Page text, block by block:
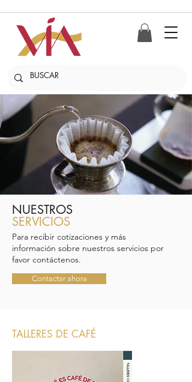
NUESTROS
SERVICIOS
Para recibir cotizaciones y más
información sobre nuestros servicios por
favor contáctenos.
Contactar ahora
TALLERES DE CAFÉ